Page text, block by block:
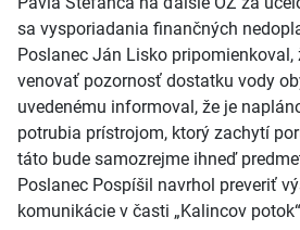
sa vysporiadania finančných
Poslanec Ján Lisko pripomienkoval,
venovať pozornosť dostatku vody
uvedenému informoval, že je
potrubia prístrojom, ktorý zachytí
táto bude samozrejme ihneď
Poslanec Pospíšil navrhol preveriť
komunikácie v časti „Kalincov